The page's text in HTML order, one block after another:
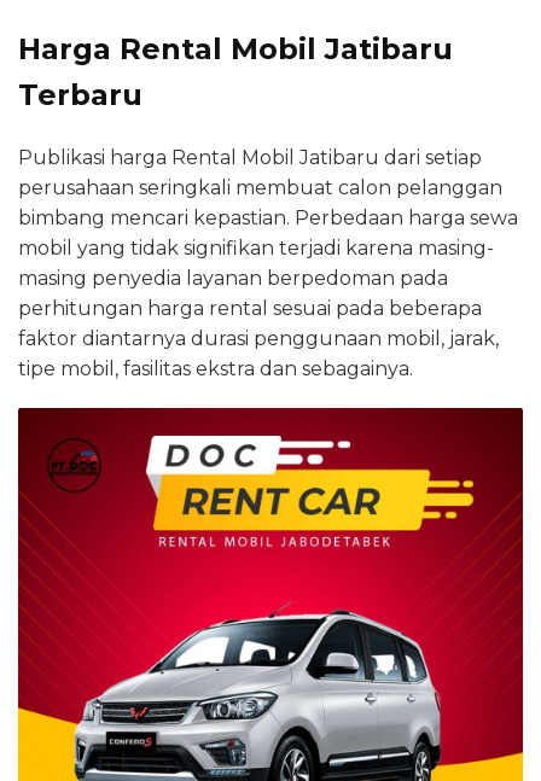
Harga Rental Mobil Jatibaru
Terbaru
Publikasi harga Rental Mobil Jatibaru dari setiap
perusahaan seringkali membuat calon pelanggan
bimbang mencari kepastian. Perbedaan harga sewa
mobil yang tidak signifikan terjadi karena masing-
masing penyedia layanan berpedoman pada
perhitungan harga rental sesuai pada beberapa
faktor diantarnya durasi penggunaan mobil, jarak,
tipe mobil, fasilitas ekstra dan sebagainya.